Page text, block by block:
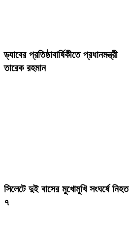
ড্যাবের প্রতিষ্ঠাবার্ষিকীতে প্রধানমন্ত্রী
তারেক রহমান
সিলেটে দুই বাসের মুখোমুখি সংঘর্ষে নিহত
৭